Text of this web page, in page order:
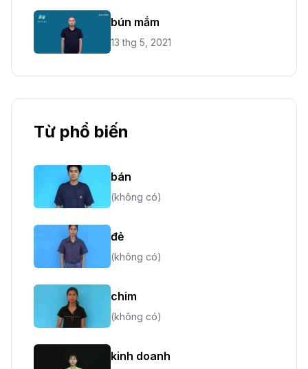
bún mắm
13 thg 5, 2021
Từ phổ biến
bán
(không có)
đẻ
(không có)
chim
(không có)
kinh doanh